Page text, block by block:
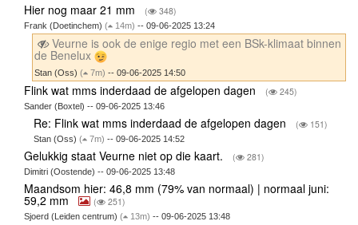
Hier nog maar 21 mm ( 348)
Frank (Doetinchem) ( 14m) -- 09-06-2025 13:24
Veurne is ook de enige regio met een BSk-klimaat binnen
de Benelux
Stan (Oss)( 7m) -- 09-06-2025 14:50
Flink wat mms inderdaad de afgelopen dagen ( 245)
Sander (Boxtel) -- 09-06-2025 13:46
Re: Flink wat mms inderdaad de afgelopen dagen ( 151)
Stan (Oss)( 7m) -- 09-06-2025 14:52
Gelukkig staat Veurne niet op die kaart. ( 281)
Dimitri (Oostende) -- 09-06-2025 13:48
Maandsom hier: 46,8 mm (79% van normaal) | normaal juni:
59,2 mm ( 251)
Sjoerd (Leiden centrum) ( 13m) -- 09-06-2025 13:48